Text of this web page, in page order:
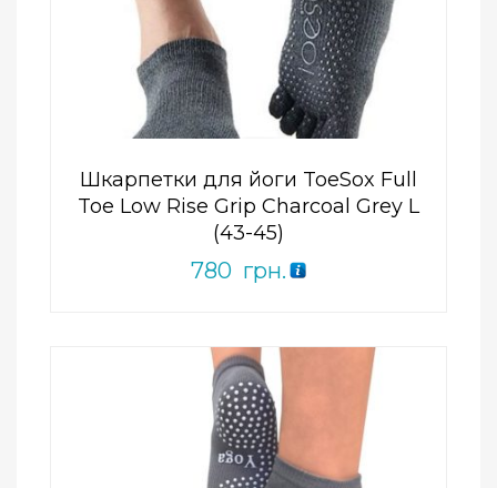
Шкарпетки для йоги ToeSox Full
Toe Low Rise Grip Charcoal Grey L
(43-45)
780 грн.